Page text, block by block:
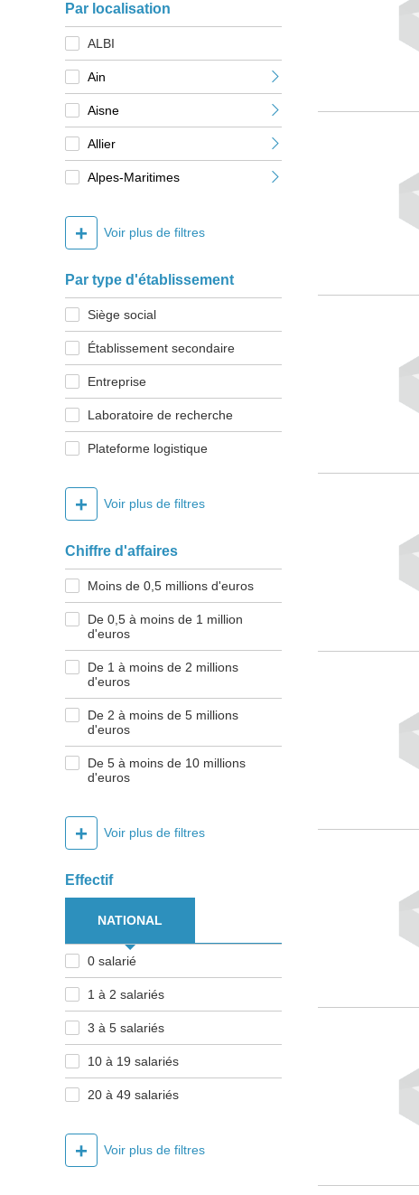
Par localisation
ALBI
Ain
Aisne
Allier
Alpes-Maritimes
+ Voir plus de filtres
Par type d'établissement
Siège social
Établissement secondaire
Entreprise
Laboratoire de recherche
Plateforme logistique
+ Voir plus de filtres
Chiffre d'affaires
Moins de 0,5 millions d'euros
De 0,5 à moins de 1 million
d'euros
De 1 à moins de 2 millions
d'euros
De 2 à moins de 5 millions
d'euros
De 5 à moins de 10 millions
d'euros
+ Voir plus de filtres
Effectif
NATIONAL
0 salarié
1 à 2 salariés
3 à 5 salariés
10 à 19 salariés
20 à 49 salariés
+ Voir plus de filtres